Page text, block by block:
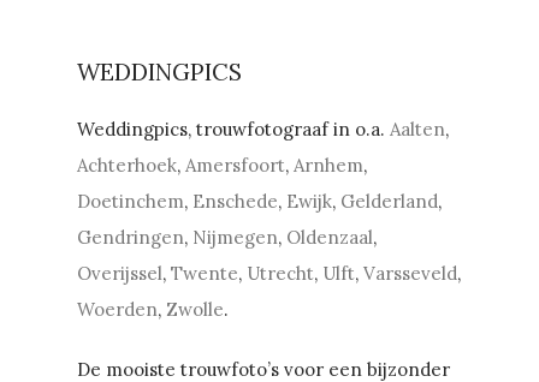
WEDDINGPICS
Weddingpics, trouwfotograaf in o.a. Aalten,
Achterhoek, Amersfoort, Arnhem,
Doetinchem, Enschede, Ewijk, Gelderland,
Gendringen, Nijmegen, Oldenzaal,
Overijssel,Twente, Utrecht, Ulft,Varsseveld,
Woerden, Zwolle.
De mooiste trouwfoto’s voor een bijzonder